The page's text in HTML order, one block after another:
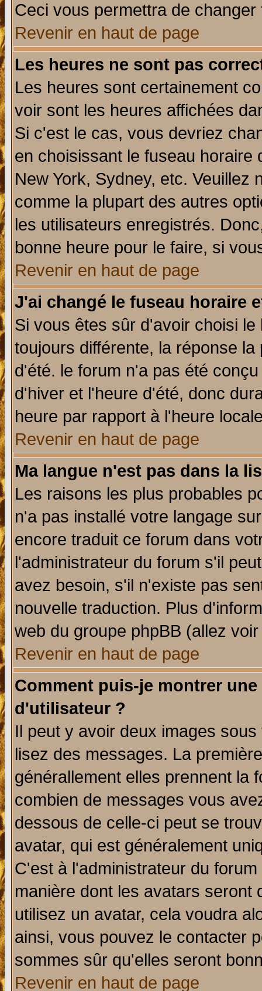
Ceci vous permettra de
Revenir en haut de page
Les heures ne sont pas
Les heures sont certainement
voir sont les heures affichées
Si c'est le cas, vous devriez
en choisissant le fuseau
New York, Sydney, etc. Veuillez
comme la plupart des autres
les utilisateurs enregistrés.
bonne heure pour le faire, si
Revenir en haut de page
J'ai changé le fuseau horaire
Si vous êtes sûr d'avoir choisi
toujours différente, la réponse
d'été. le forum n'a pas été
d'hiver et l'heure d'été, donc
heure par rapport à l'heure
Revenir en haut de page
Ma langue n'est pas dans la
Les raisons les plus probables
n'a pas installé votre langage
encore traduit ce forum dans
l'administrateur du forum s'il
avez besoin, s'il n'existe pas
nouvelle traduction. Plus
web du groupe phpBB (allez
Revenir en haut de page
Comment puis-je montrer
d'utilisateur ?
Il peut y avoir deux images
lisez des messages. La
générallement elles prennent la
combien de messages vous
dessous de celle-ci peut se
avatar, qui est généralement
C'est à l'administrateur du
manière dont les avatars seront
utilisez un avatar, cela voudra
ainsi, vous pouvez le contacter
sommes sûr qu'elles seront
Revenir en haut de page